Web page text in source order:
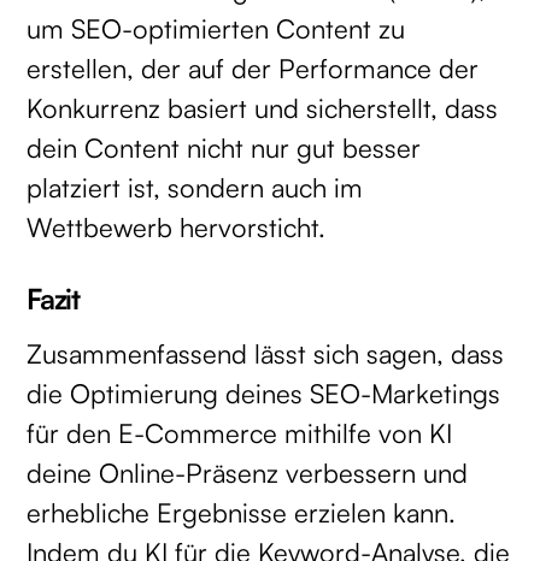
um SEO-optimierten Content zu
erstellen, der auf der Performance der
Konkurrenz basiert und sicherstellt, dass
dein Content nicht nur gut besser
platziert ist, sondern auch im
Wettbewerb hervorsticht.
Fazit
Zusammenfassend lässt sich sagen, dass
die Optimierung deines SEO-Marketings
für den E-Commerce mithilfe von KI
deine Online-Präsenz verbessern und
erhebliche Ergebnisse erzielen kann.
Indem du KI für die Keyword-Analyse, die